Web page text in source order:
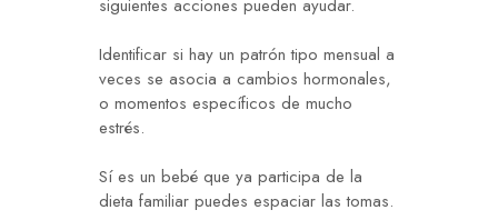
siguientes acciones pueden ayudar.
Identificar si hay un patrón tipo mensual a
veces se asocia a cambios hormonales,
o momentos específicos de mucho
estrés.
Sí es un bebé que ya participa de la
dieta familiar puedes espaciar las tomas.